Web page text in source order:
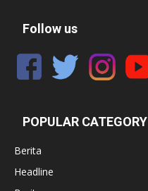
Follow us
POPULAR CATEGORY
Berita
Headline